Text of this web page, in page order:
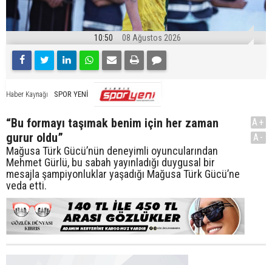
10:50 08 Ağustos 2026
Haber Kaynağı SPOR YENİ
“Bu formayı taşımak benim için her zaman
gurur oldu”
Mağusa Türk Gücü’nün deneyimli oyuncularından
Mehmet Gürlü, bu sabah yayınladığı duygusal bir
mesajla şampiyonluklar yaşadığı Mağusa Türk Gücü’ne
veda etti.
A+
A-